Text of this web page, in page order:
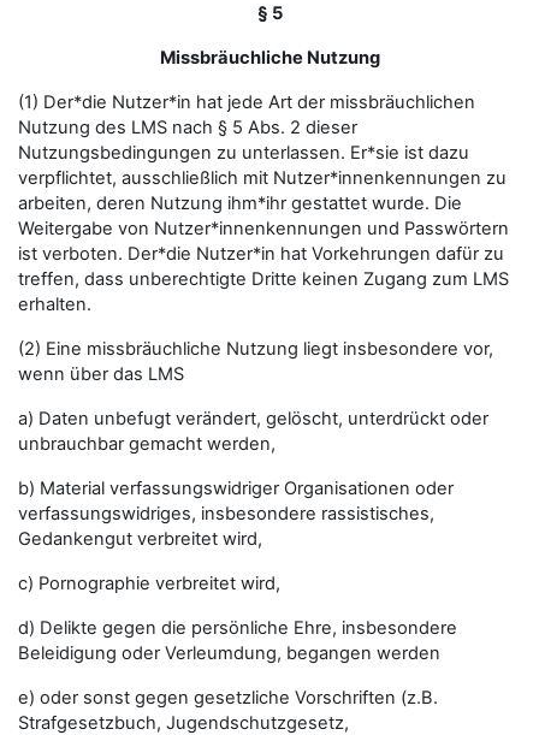
§ 5
Missbräuchliche Nutzung
(1) Der*die Nutzer*in hat jede Art der missbräuchlichen
Nutzung des LMS nach § 5 Abs. 2 dieser
Nutzungsbedingungen zu unterlassen. Er*sie ist dazu
verpflichtet, ausschließlich mit Nutzer*innenkennungen zu
arbeiten, deren Nutzung ihm*ihr gestattet wurde. Die
Weitergabe von Nutzer*innenkennungen und Passwörtern
ist verboten. Der*die Nutzer*in hat Vorkehrungen dafür zu
treffen, dass unberechtigte Dritte keinen Zugang zum LMS
erhalten.
(2) Eine missbräuchliche Nutzung liegt insbesondere vor,
wenn über das LMS
a) Daten unbefugt verändert, gelöscht, unterdrückt oder
unbrauchbar gemacht werden,
b) Material verfassungswidriger Organisationen oder
verfassungswidriges, insbesondere rassistisches,
Gedankengut verbreitet wird,
c) Pornographie verbreitet wird,
d) Delikte gegen die persönliche Ehre, insbesondere
Beleidigung oder Verleumdung, begangen werden
e) oder sonst gegen gesetzliche Vorschriften (z.B.
Strafgesetzbuch, Jugendschutzgesetz,